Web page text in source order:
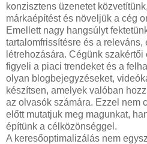
konzisztens üzenetet
márkaépítést és növeljük a cég
Emellett nagy hangsúlyt
tartalomfrissítésre és a releváns,
létrehozására. Cégünk
figyeli a piaci trendeket és a
olyan blogbejegyzéseket,
készítsen, amelyek valóban
az olvasók számára. Ezzel nem
előtt mutatjuk meg magunkat,
építünk a célközönséggel.
A keresőoptimalizálás nem